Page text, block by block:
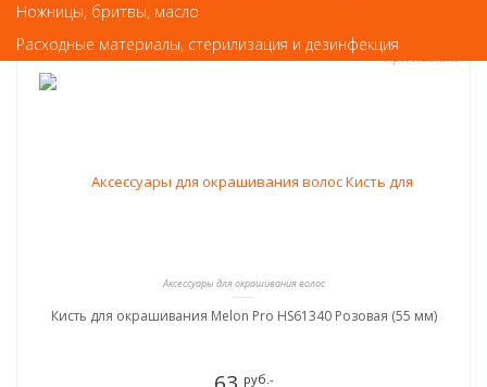
Арт. HS61340
Аксессуары для окрашивания волос
Кисть для окрашивания Melon Pro HS61340 Розовая (55 мм)
руб.-
Ножницы, бритвы, масло
Расходные материалы, стерилизация и дезинфекция